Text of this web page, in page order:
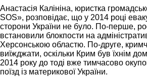
Анастасія Калініна, юристка
SOS», розповідає, що у 2014 році
сторони України не було. По-перше,
встановили блокпости на
Херсонською областю. По-друге,
виїжджати, оскільки Крим був їхнім
2014 року до тоді вже тимчасово
поїзд із материкової України.